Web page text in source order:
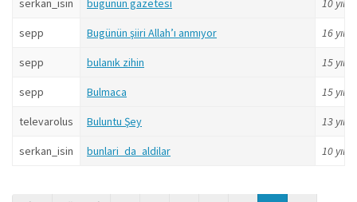
serkan_isin bugünün gazetesi 10 yıl
sepp Bugünün şiiri Allah’ı anmıyor 16 yıl
sepp bulanık zihin 15 yıl
sepp Bulmaca 15 yıl
televarolus Buluntu Şey 13 yıl
serkan_isin bunlari_da_aldilar 10 yıl